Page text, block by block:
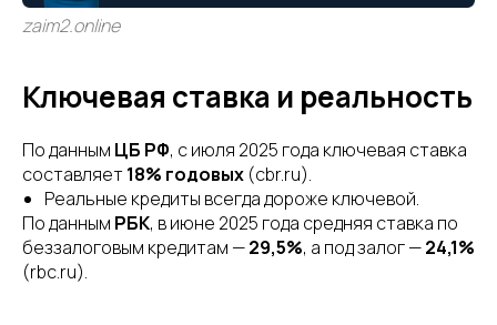
zaim2.online
Ключевая ставка и реальность
По данным ЦБ РФ, с июля 2025 года ключевая ставка
составляет18% годовых (cbr.ru).
Реальные кредиты всегда дороже ключевой.
По данным РБК, в июне 2025 года средняя ставка по
беззалоговым кредитам —29,5%, а под залог —24,1%
(rbc.ru).